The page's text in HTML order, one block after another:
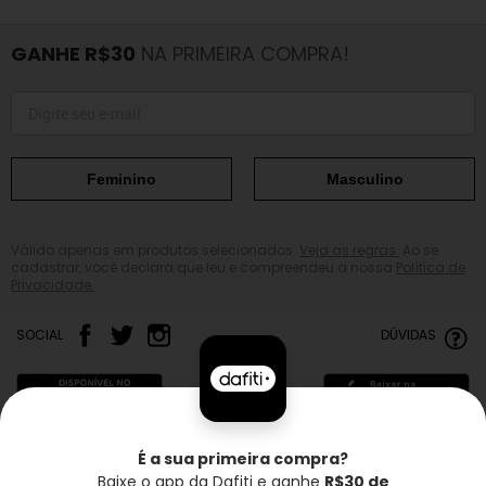
GANHE R$30 NA PRIMEIRA COMPRA!
Feminino Masculino
SOCIAL DÚVIDAS
É a sua primeira compra?
Baixe o app da Dafiti e ganhe R$30 de